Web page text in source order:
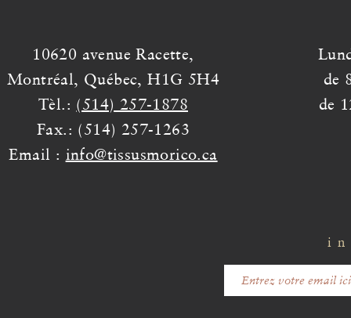
10620 avenue Racette,
Montréal, Québec, H1G 5H4
Tèl.: (514) 257-1878
Fax.: (514) 257-1263
Email : info@tissusmorico.ca
de
de